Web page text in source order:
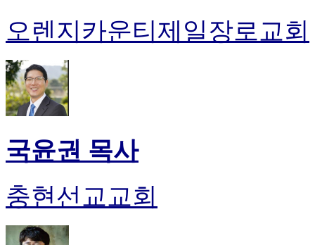
오렌지카운티제일장로교회
국윤권 목사
충현선교교회